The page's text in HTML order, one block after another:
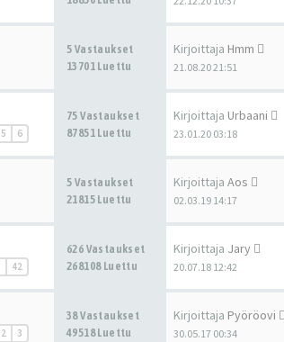
5 Vastaukset
13701 Luettu
Kirjoittaja Hmm
21.08.20 21:51
5 6
75 Vastaukset
87851 Luettu
Kirjoittaja Urbaani
23.01.20 03:18
5 Vastaukset
21815 Luettu
Kirjoittaja Aos
02.03.19 14:17
42
626 Vastaukset
268108 Luettu
Kirjoittaja Jary
20.07.18 12:42
2 3
38 Vastaukset
49518 Luettu
Kirjoittaja Pyöröovi
30.05.17 00:34